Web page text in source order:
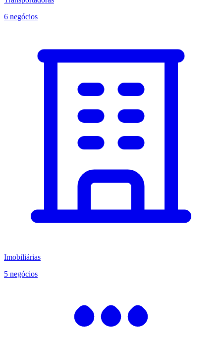
6 negócios
Imobiliárias
5 negócios